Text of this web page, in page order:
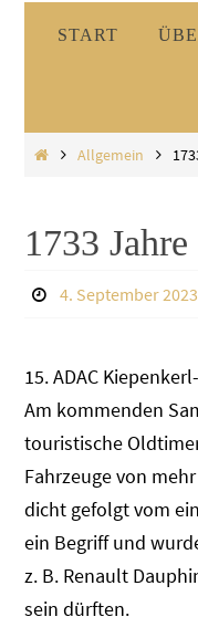
InhaltSTART
StartAllgemein
1733
4. September 2023
15. ADAC
Am kommenden
touristische
Fahrzeuge von
dicht gefolgt vom
ein Begriff und
z. B. Renault
sein dürften.